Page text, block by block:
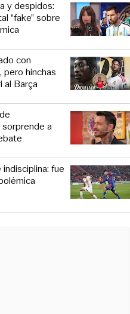
y despidos:
“fake” sobre
con
pero hinchas
al Barça
sorprende a
fue